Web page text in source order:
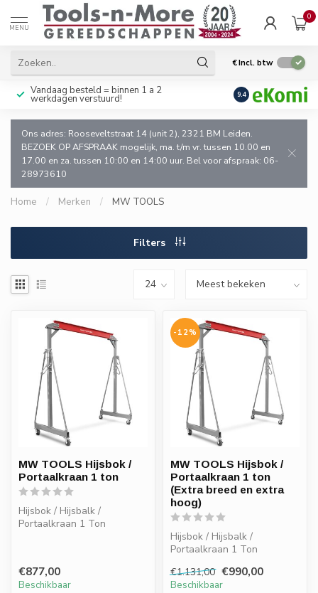
MENU
0
€Incl. btw
Vandaag besteld = binnen 1 a 2
werkdagen verstuurd!
Uitsluitend goede
en de vakman!
9.4
Ons adres: Rooseveltstraat 14 (unit 2), 2321 BM Leiden.
BEZOEK OP AFSPRAAK mogelijk, ma. t/m vr. tussen 10.00 en
17.00 en za. tussen 10:00 en 14:00 uur. Bel voor afspraak: 06-
28973610
Home / Merken / MW TOOLS
Filters
MW TOOLS Hijsbok /
Portaalkraan 1 ton
Hijsbok / Hijsbalk /
Portaalkraan 1 Ton
€877,00
Beschikbaar
-12%
MW TOOLS Hijsbok /
Portaalkraan 1 ton
(Extra breed en extra
hoog)
Hijsbok / Hijsbalk /
Portaalkraan 1 Ton
en extra hoog...
€1.131,00 €990,00
Beschikbaar